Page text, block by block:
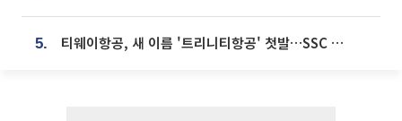
5. 티웨이항공, 새 이름 '트리니티항공' 첫발…SSC 전략 본격화